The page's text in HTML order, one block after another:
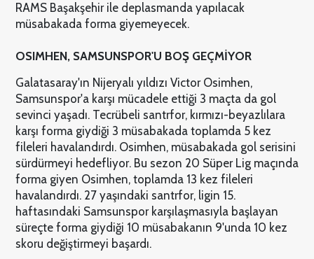
RAMS Başakşehir ile deplasmanda yapılacak
müsabakada forma giyemeyecek.
OSIMHEN, SAMSUNSPOR'U BOŞ GEÇMİYOR
Galatasaray'ın Nijeryalı yıldızı Victor Osimhen,
Samsunspor'a karşı mücadele ettiği 3 maçta da gol
sevinci yaşadı. Tecrübeli santrfor, kırmızı-beyazlılara
karşı forma giydiği 3 müsabakada toplamda 5 kez
fileleri havalandırdı. Osimhen, müsabakada gol serisini
sürdürmeyi hedefliyor. Bu sezon 20 Süper Lig maçında
forma giyen Osimhen, toplamda 13 kez fileleri
havalandırdı. 27 yaşındaki santrfor, ligin 15.
haftasındaki Samsunspor karşılaşmasıyla başlayan
süreçte forma giydiği 10 müsabakanın 9'unda 10 kez
skoru değiştirmeyi başardı.